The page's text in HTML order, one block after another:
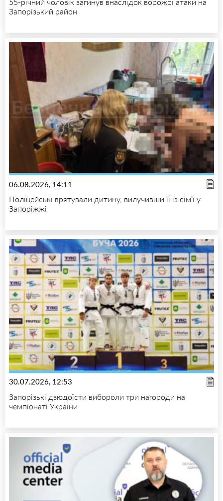
Запорізький район
06.08.2026, 14:11
Поліцейські врятували дитину, вилучивши її із сім’ї у
Запоріжжі
30.07.2026, 12:53
Запорізькі дзюдоїсти вибороли три нагороди на
чемпіонаті України